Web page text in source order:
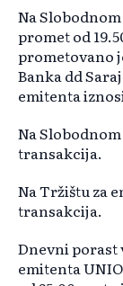
Na
promet od
prometovano
Banka dd
emitenta
Na
transakcija.
Na Tržištu za
transakcija.
Dnevni porast
emitenta